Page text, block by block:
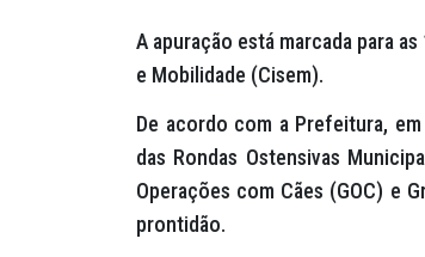
A apuração está marcada para
e Mobilidade (Cisem).
De acordo com a Prefeitura,
das Rondas Ostensivas
Operações com Cães (GOC) e
prontidão.